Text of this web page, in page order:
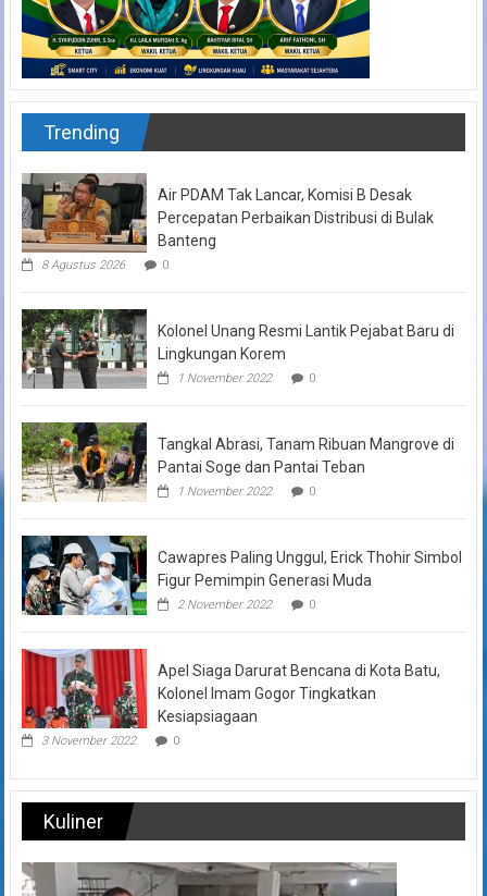
Trending
Air PDAM Tak Lancar, Komisi B Desak
Percepatan Perbaikan Distribusi di Bulak
Banteng
8 Agustus 2026 0
Kolonel Unang Resmi Lantik Pejabat Baru di
Lingkungan Korem
1 November 2022 0
Tangkal Abrasi, Tanam Ribuan Mangrove di
Pantai Soge dan Pantai Teban
1 November 2022 0
Cawapres Paling Unggul, Erick Thohir Simbol
Figur Pemimpin Generasi Muda
2 November 2022 0
Apel Siaga Darurat Bencana di Kota Batu,
Kolonel Imam Gogor Tingkatkan
Kesiapsiagaan
3 November 2022 0
Kuliner